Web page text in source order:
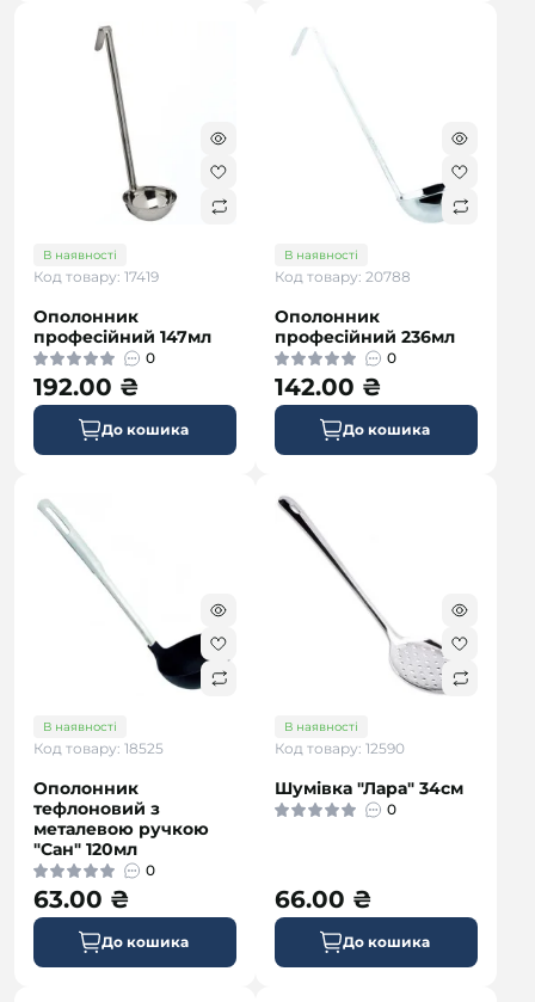
В наявності
Код товару: 17419
Ополонник
професійний 147мл
0
192.00 ₴
До кошика
В наявності
Код товару: 20788
Ополонник
професійний 236мл
0
142.00 ₴
До кошика
В наявності
Код товару: 18525
Ополонник
тефлоновий з
металевою ручкою
"Сан" 120мл
0
63.00 ₴
До кошика
В наявності
Код товару: 12590
Шумівка "Лара" 34см
0
66.00 ₴
До кошика